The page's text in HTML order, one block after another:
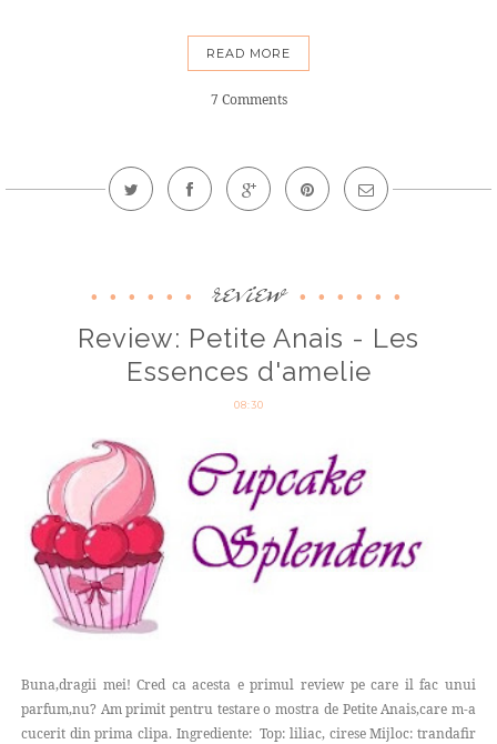
READ MORE
7 Comments
review
Review: Petite Anais - Les
Essences d'amelie
08:30
Buna,dragii mei! Cred ca acesta e primul review pe care il fac unui
parfum,nu? Am primit pentru testare o mostra de Petite Anais,care m-a
cucerit din prima clipa. Ingrediente: Top: liliac, cirese Mijloc: trandafir